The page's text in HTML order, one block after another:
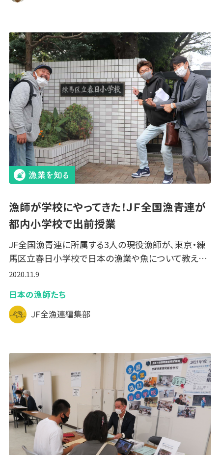
漁師が学校にやってきた！ＪＦ全国漁青連が
都内小学校で出前授業
JF全国漁青連に所属する3人の現役漁師が、東京・練
馬区立春日小学校で日本の漁業や魚について教え…
2020.11.9
日本の漁師たち
JF全漁連編集部